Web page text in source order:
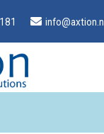
info@axtion.nl